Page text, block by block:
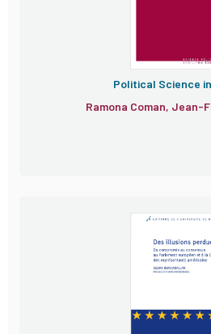
Political Science
Ramona Coman, Jean-